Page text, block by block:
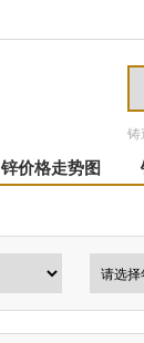
铸
锌价格走势图